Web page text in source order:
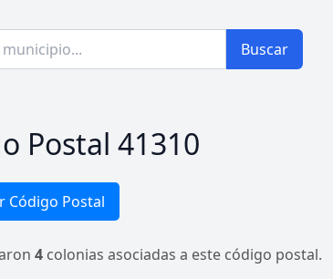
Buscar
Postal 41310
Código Postal
4 colonias asociadas a este código postal.